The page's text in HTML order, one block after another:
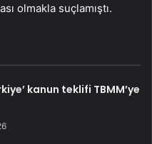
olmakla suçlamıştı.
kanun teklifi TBMM’ye